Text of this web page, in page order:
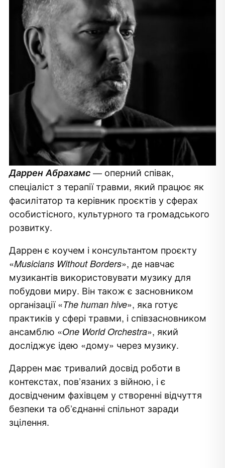
Даррен Абрахамс— оперний співак,
спеціаліст з терапії травми, який працює як
фасилітатор та керівник проєктів у сферах
особистісного, культурного та громадського
розвитку.
Даррен є коучем і консультантом проєкту
«Musicians Without Borders», де навчає
музикантів використовувати музику для
побудови миру. Він також є засновником
організації «The human hive», яка готує
практиків у сфері травми, і співзасновником
ансамблю «One World Orchestra», який
досліджує ідею «дому» через музику.
Даррен має тривалий досвід роботи в
контекстах, пов’язаних з війною, і є
досвідченим фахівцем у створенні відчуття
безпеки та об’єднанні спільнот заради
зцілення.